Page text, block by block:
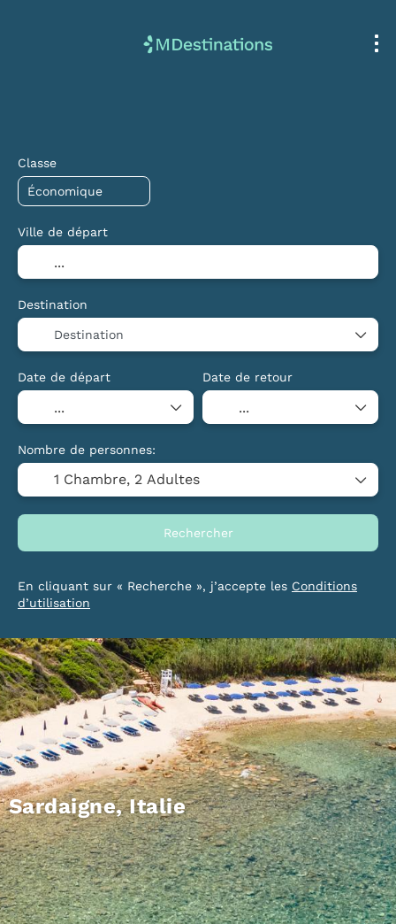
Sardaigne, Italie
Classe
Ville de départ
Destination
Destination
Date de départ Date de retour
Nombre de personnes:
1 Chambre, 2 Adultes
Rechercher
En cliquant sur « Recherche », j’accepte les Conditions
d’utilisation